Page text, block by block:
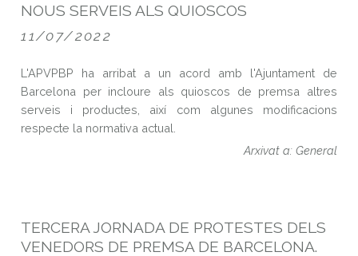
11/07/2022
NOUS SERVEIS ALS QUIOSCOS
L'APVPBP ha arribat a un acord amb l'Ajuntament de
Barcelona per incloure als quioscos de premsa altres
serveis i productes, així com algunes modificacions
respecte la normativa actual.
Arxivat a: General
TERCERA JORNADA DE PROTESTES DELS
VENEDORS DE PREMSA DE BARCELONA.